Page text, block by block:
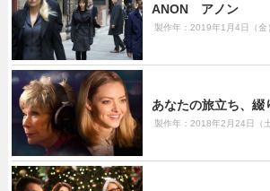
ANON アノン
製作年：2019年1月4日（金
あなたの旅立ち、綴
製作年：2018年2月24日（